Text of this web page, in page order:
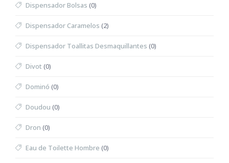
Dispensador Bolsas (0)
Dispensador Caramelos (2)
Dispensador Toallitas Desmaquillantes (0)
Divot (0)
Dominó (0)
Doudou (0)
Dron (0)
Eau de Toilette Hombre (0)